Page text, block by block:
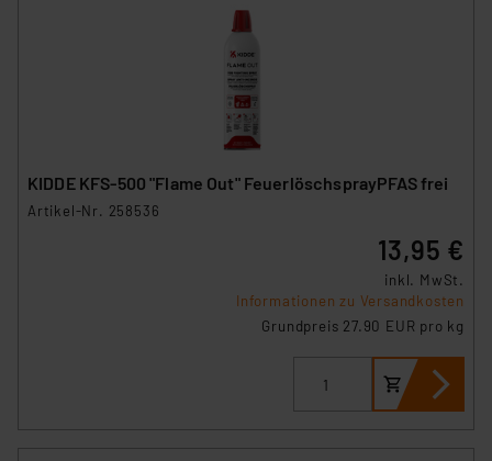
KIDDE KFS-500 "Flame Out" FeuerlöschsprayPFAS frei
Artikel-Nr. 258536
13,95 €
inkl. MwSt.
Informationen zu Versandkosten
Grundpreis 27.90 EUR pro kg